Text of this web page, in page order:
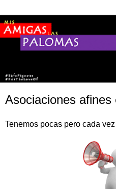
Asociaciones
Tenemos pocas pero cada